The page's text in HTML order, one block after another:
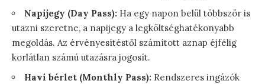
Napijegy (Day Pass): Ha egy napon belül többször is
utazni szeretne, a napijegy a legköltséghatékonyabb
megoldás. Az érvényesítéstől számított aznap éjfélig
korlátlan számú utazásra jogosít.
Havi bérlet (Monthly Pass): Rendszeres ingázók